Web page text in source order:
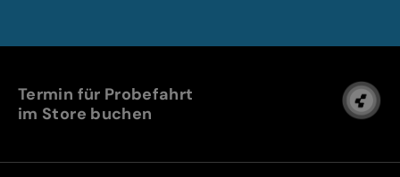
Termin für Probefahrt
im Store buchen